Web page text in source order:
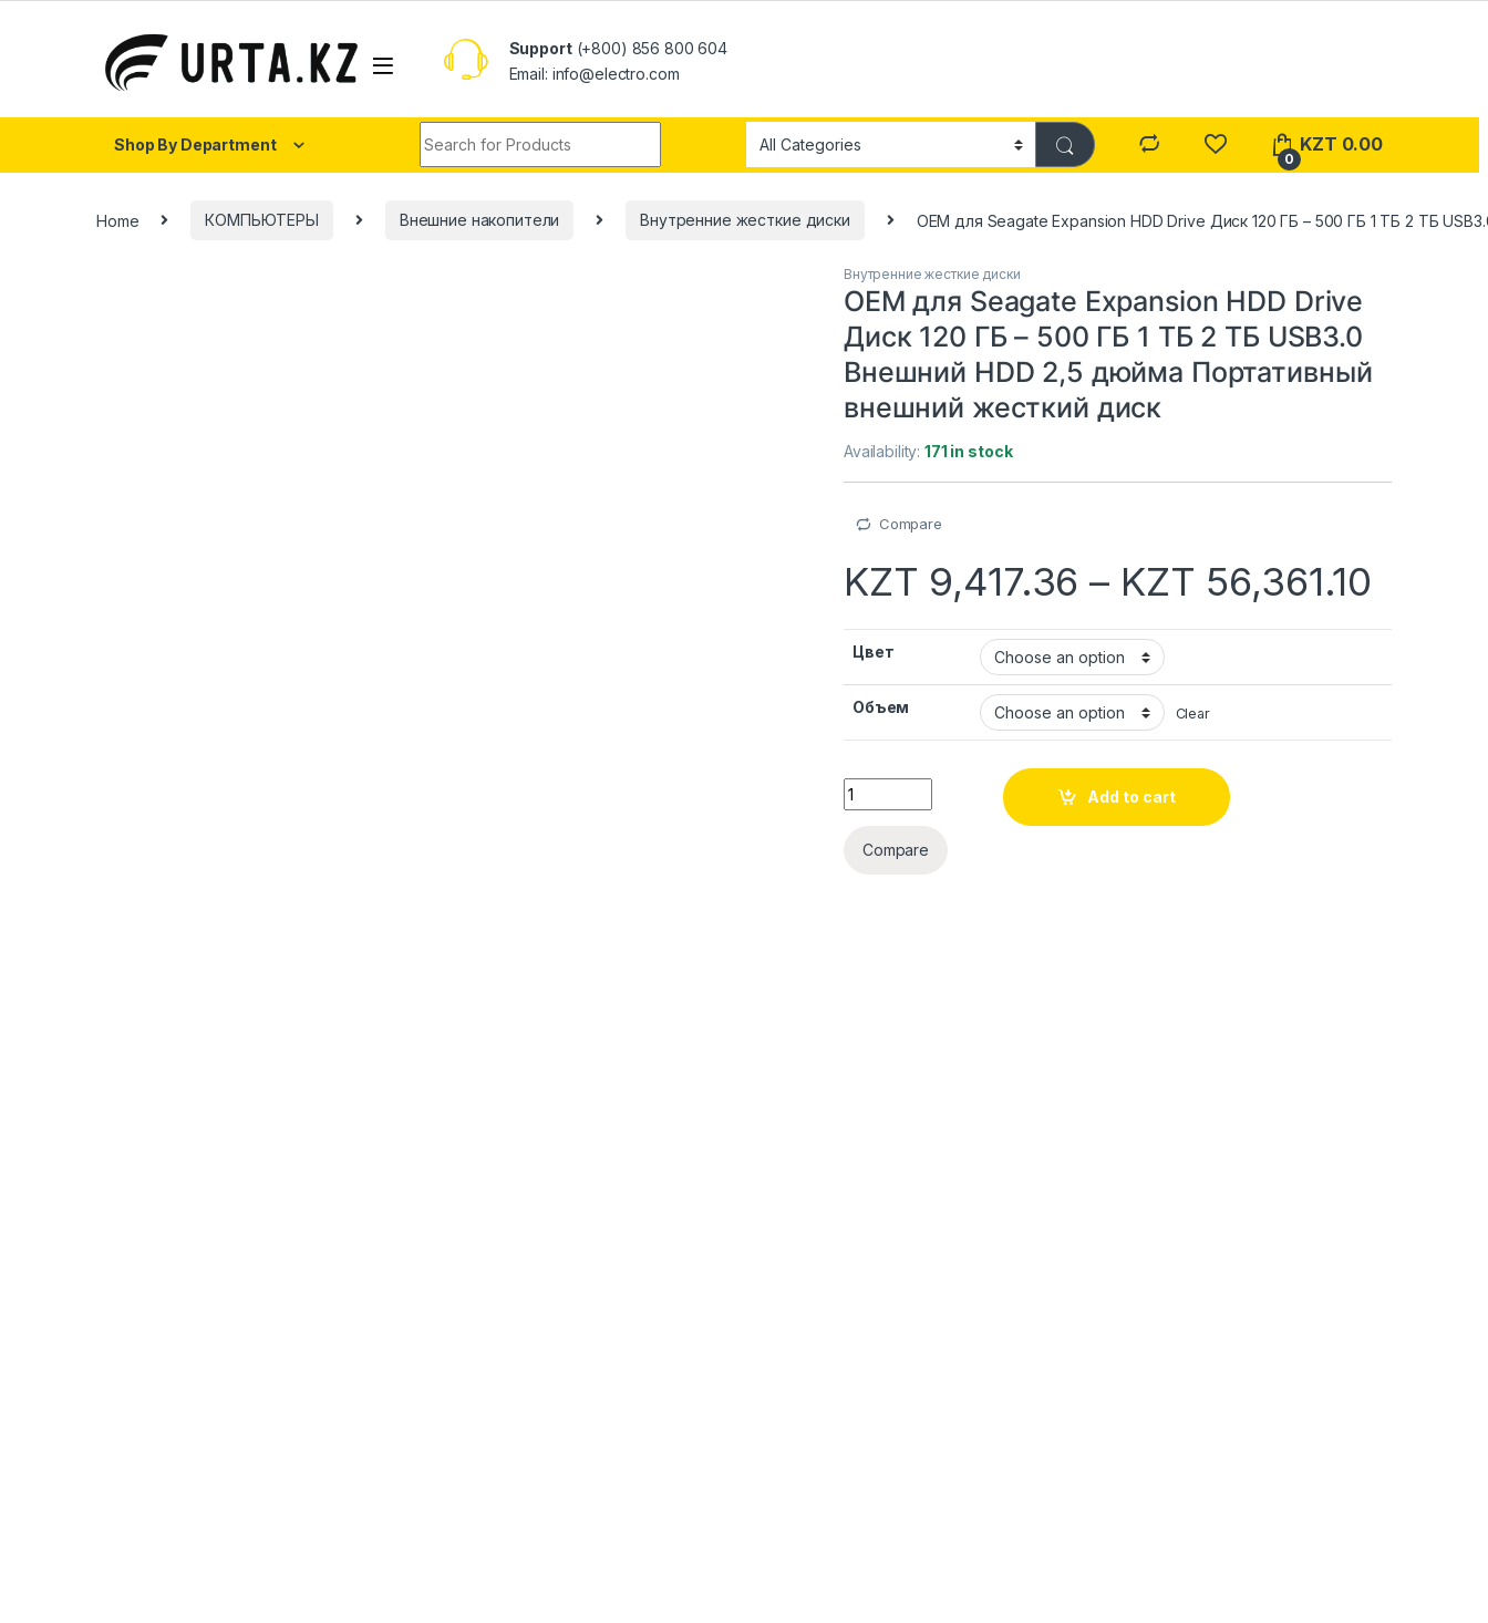
Support(+800) 856 800 604
Email: info@electro.com
Shop By Department
0
KZT 0.00
Home КОМПЬЮТЕРЫ Внешние накопители Внутренние жесткие диски OEM для Seagate Expansion HDD Drive Диск 120 ГБ – 500 ГБ 1 ТБ 2 ТБ
Внутренние жесткие диски
OEM для Seagate Expansion HDD Drive
Диск 120 ГБ – 500 ГБ 1 ТБ 2 ТБ USB3.0
Внешний HDD 2,5 дюйма Портативный
внешний жесткий диск
Availability:171 in stock
Compare
KZT 9,417.36 – KZT 56,361.10
Цвет
Объем Clear
Add to cart
Compare